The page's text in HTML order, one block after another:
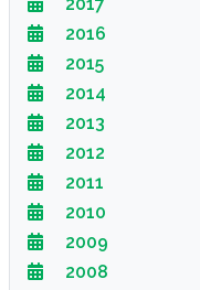
2017
2016
2015
2014
2013
2012
2011
2010
2009
2008